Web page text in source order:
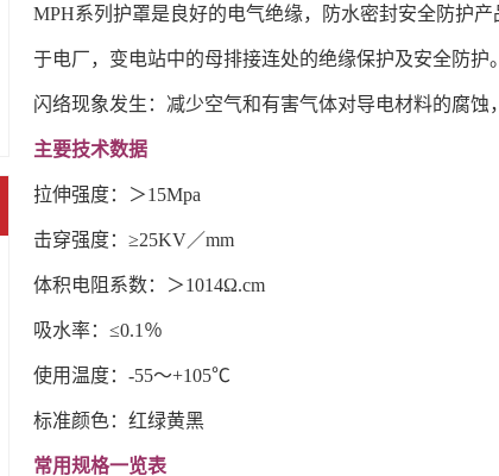
MPH系列护罩是良好的电气绝缘，防水密封安全防护
于电厂，变电站中的母排接连处的绝缘保护及安全防
闪络现象发生：减少空气和有害气体对导电材料的腐蚀
主要技术数据
拉伸强度：＞15Mpa
击穿强度：≥25KV／mm
体积电阻系数：＞1014Ω.cm
吸水率：≤0.1％
使用温度：-55～+105℃
标准颜色：红绿黄黑
常用规格一览表